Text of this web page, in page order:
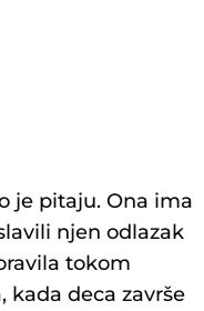
je pitaju. Ona ima
njen odlazak
tokom
kada deca završe